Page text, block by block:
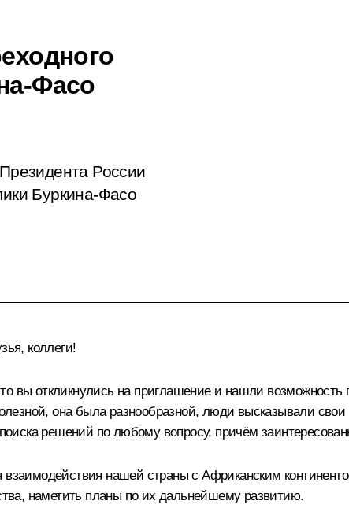
Фасо
России
Буркина-Фасо
коллеги!
вы откликнулись на приглашение и нашли
она была разнообразной, люди высказывали
решений по любому вопросу, причём
нашей страны с Африканским
наметить планы по их дальнейшему развитию.